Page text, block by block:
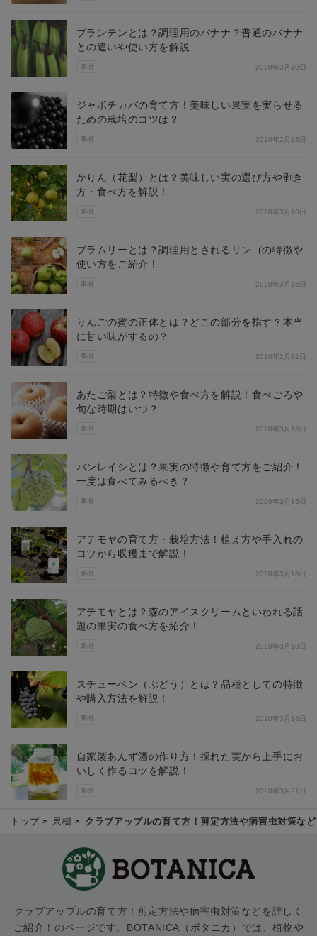
果樹
プランテンとは？調理用のバナナ？普通のバナナ
との違いや使い方を解説
2020年3月10日
果樹
ジャボチカバの育て方！美味しい果実を実らせる
ための栽培のコツは？
2020年2月25日
果樹
かりん（花梨）とは？美味しい実の選び方や剥き
方・食べ方を解説！
2020年3月16日
果樹
ブラムリーとは？調理用とされるリンゴの特徴や
使い方をご紹介！
2020年3月16日
果樹
りんごの蜜の正体とは？どこの部分を指す？本当
に甘い味がするの？
2020年2月22日
果樹
あたご梨とは？特徴や食べ方を解説！食べごろや
旬な時期はいつ？
2020年3月16日
果樹
バンレイシとは？果実の特徴や育て方をご紹介！
一度は食べてみるべき？
2020年3月16日
果樹
アテモヤの育て方・栽培方法！植え方や手入れの
コツから収穫まで解説！
2020年3月18日
果樹
アテモヤとは？森のアイスクリームといわれる話
題の果実の食べ方を紹介！
2020年3月18日
果樹
スチューベン（ぶどう）とは？品種としての特徴
や購入方法を解説！
2020年3月18日
果樹
自家製あんず酒の作り方！採れた実から上手にお
いしく作るコツを解説！
2020年3月21日
トップ 果樹 クラブアップルの育て方！剪定方法や病害虫対策な
クラブアップルの育て方！剪定方法や病害虫対策などを詳しく
ご紹介！のページです。BOTANICA（ボタニカ）では、植物や